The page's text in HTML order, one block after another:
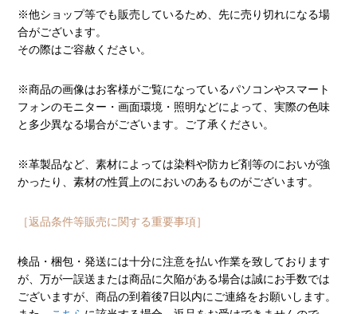
※他ショップ等でも販売しているため、先に売り切れになる場
合がございます。
その際はご容赦ください。
※商品の画像はお客様がご覧になっているパソコンやスマート
フォンのモニター・画面環境・照明などによって、実際の色味
と多少異なる場合がございます。ご了承ください。
※革製品など、素材によっては染料や防カビ剤等のにおいが強
かったり、素材の性質上のにおいのあるものがございます。
［返品条件等販売に関する重要事項］
検品・梱包・発送には十分に注意を払い作業を致しております
が、万が一誤送または商品に欠陥がある場合は誠にお手数では
ございますが、商品の到着後7日以内にご連絡をお願いします。